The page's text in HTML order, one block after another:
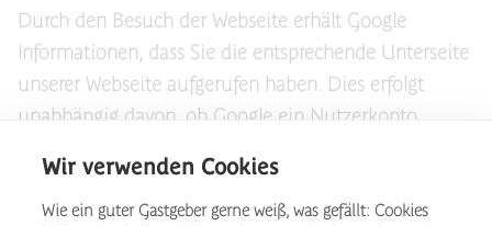
Wir verwenden Cookies
Wie ein guter Gastgeber gerne weiß, was gefällt: Cookies
Durch den Besuch der Webseite erhält Google
Informationen, dass Sie die entsprechende Unterseite
unserer Webseite aufgerufen haben. Dies erfolgt
unabhängig davon, ob Google ein Nutzerkonto
keine Nutzerkonto besteht. Wenn Sie bei Google
eingeloggt sind, werden Ihre Daten direkt Ihrem Konto